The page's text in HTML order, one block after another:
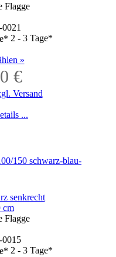
Flagge
2 - 3 Tage*
»
€
Versand
...
senkrecht
cm
Flagge
0015
2 - 3 Tage*